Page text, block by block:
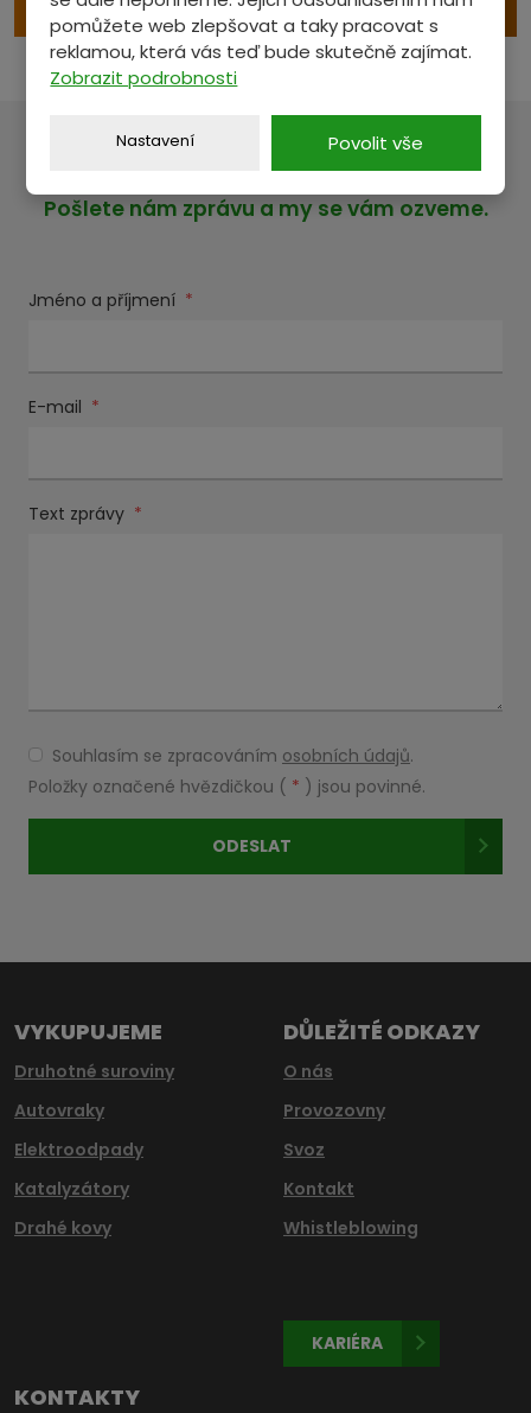
MÁTE NĚCO NA SRDCI?
Pošlete nám zprávu a my se vám ozveme.
Jméno a příjmení *
E-mail *
Text zprávy *
Souhlasím
se
zpracováním
osobních
Souhlasím se zpracováním osobních údajů.
Položky označené hvězdičkou ( * ) jsou povinné.
ODESLAT
nepodařilo
VYKUPUJEME
Druhotné suroviny
Autovraky
Elektroodpady
Katalyzátory
Drahé kovy
DŮLEŽITÉ ODKAZY
O nás
Provozovny
Svoz
Kontakt
Whistleblowing
KARIÉRA
KONTAKTY
pomůžete web zlepšovat a taky pracovat s
reklamou, která vás teď bude skutečně zajímat.
Zobrazit podrobnosti
Nastavení Povolit vše